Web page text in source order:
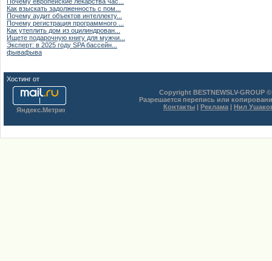
Как взыскать задолженность с пом...
Почему аудит объектов интеллекту...
Почему регистрация программного ...
Как утеплить дом из оцилиндрован...
Ищете подарочную книгу для мужчи...
Эксперт: в 2025 году SPA бассейн...
фывафыва
Хостинг от
Copyright BESTNEWSLV-GROUP
Разрешается перепись или
Контакты | Реклама | Нил